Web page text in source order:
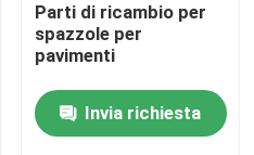
Parti di ricambio per
spazzole per
pavimenti
Invia richiesta